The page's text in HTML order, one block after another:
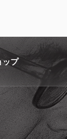
ップ